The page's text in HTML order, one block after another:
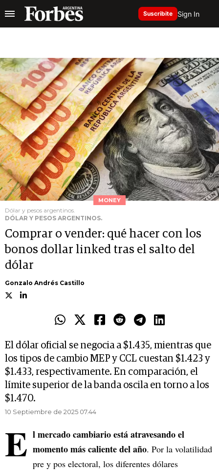
Suscribite Sign In
MONEY
Dólar y pesos argentinos.
DÓLAR Y PESOS ARGENTINOS.
Comprar o vender: qué hacer con los
bonos dollar linked tras el salto del
dólar
Gonzalo Andrés Castillo
El dólar oficial se negocia a $1.435, mientras que
los tipos de cambio MEP y CCL cuestan $1.423 y
$1.433, respectivamente. En comparación, el
límite superior de la banda oscila en torno a los
$1.470.
10 Septiembre de 2025 07.44
E l mercado cambiario está atravesando el
momento más caliente del año. Por la volatilidad
pre y pos electoral, los diferentes dólares